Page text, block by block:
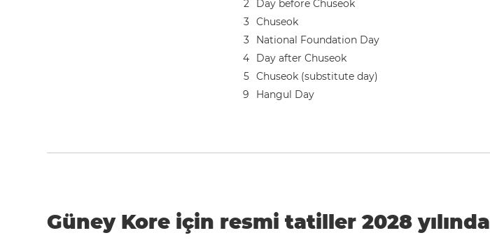
2
Day before Chuseok
3 Chuseok
3
National Foundation Day
4
Day after Chuseok
5 Chuseok (substitute day)
9
Hangul Day
Güney Kore için resmi tatiller 2028 yılında